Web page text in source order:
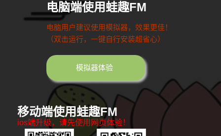
电脑端使用蛙趣FM
电脑用户建议使用模拟器，效果更佳！
（双击运行，一键自行安装超省心）
模拟器体验
移动端使用蛙趣FM
ios端升级，请先使用网页体验！